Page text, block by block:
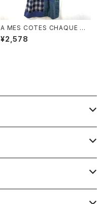
A MES COTES CHAQUE ジ
ャンパースカート チェック柄 ポ
ケット ブルー系 921472
¥2,578